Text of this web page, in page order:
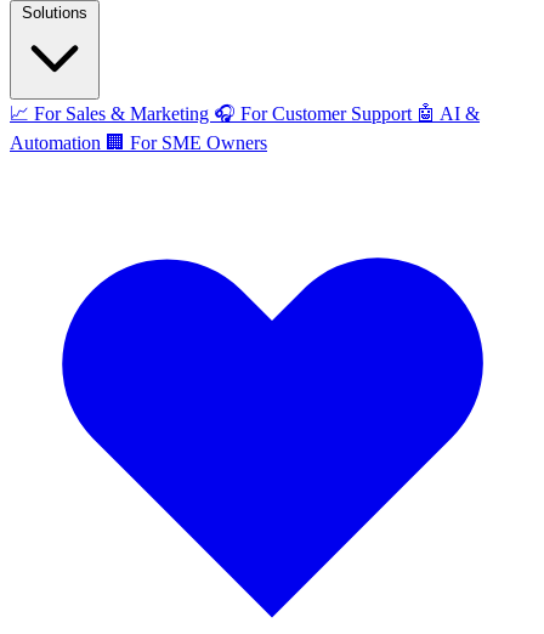
📈 For Sales & Marketing 🎧 For Customer Support 🤖 AI &
Automation 🏢 For SME Owners